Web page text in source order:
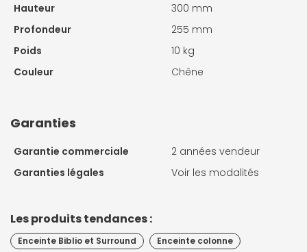
Hauteur
300 mm
Profondeur
255 mm
Poids
10 kg
Couleur
Chêne
Garanties
Garantie commerciale
2 années vendeur
Garanties légales
Voir les modalités
Les produits tendances :
Enceinte Biblio et Surround
Enceinte colonne